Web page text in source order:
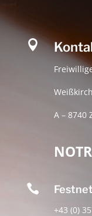

A – 8740

+43 (0)